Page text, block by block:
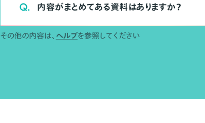
Q. 内容がまとめてある資料はありますか？
その他の内容は、 ヘルプを参照してください